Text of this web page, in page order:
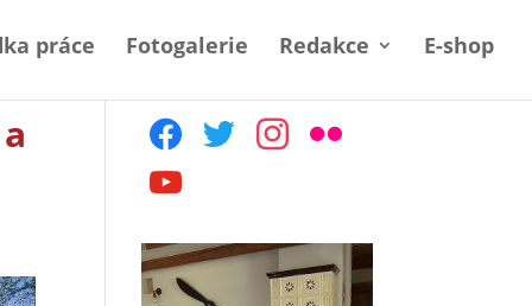
práce Fotogalerie Redakce E-shop
facebooktwitter instagram
flickr
youtube